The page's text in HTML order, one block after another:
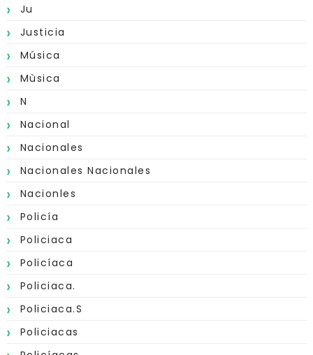
Ju
Justicia
Música
Mùsica
N
Nacional
Nacionales
Nacionales Nacionales
Nacionles
Policía
Policiaca
Policíaca
Policiaca.
Policiaca.s
Policiacas